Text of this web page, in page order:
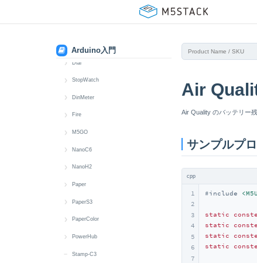
Arduino入門
Speaker
Wakeup
Wakeup
IR
Keyboard
Mic
microSD
Speaker
RGB LED
Switch
USB HID
Button
Display
IMU
microSD
RTC
Touch
Vibration
Wakeup
Button
Buzzer
Display
LED
RTC
Wakeup
CoreS3 クイックスタート
CoreS3-SE クイックスタート
Audio Files
Image Files
Button
Camera
Display
LTR553
MIC
RTC
microSD
Speaker
Touch
StackChan クイックスタート
Audio Files
Image Files
Battery
Button
Camera
Display
IMU
IR NEC
LTR553
MIC
NFC
Dial
クイックスタート
Button
Buzzer
Display
Encoder
RFID
RTC
Touch
Wakeup
StopWatch
クイックスタート
Battery
Button
Display
IMU
MIC
RTC
Speaker
Touch
Vibration
DinMeter
クイックスタート
Display
Buzzer
Button
Battery
RTC
Encoder
Wakeup
Wi-Fi
Fire
クイックスタート
Battery
Button
Display
IMU
microSD
RGB LED
Speaker
M5GO
クイックスタート
Battery
Button
Display
IMU
microSD
Speaker
NanoC6
クイックスタート
Button
LED
IR NEC
Thread
Zigbee
NanoH2
クイックスタート
Button
LED
IR NEC
Thread
Paper
クイックスタート
Battery
Button
RTC
PaperS3
クイックスタート
Battery
Buzzer
PaperColor
クイックスタート
Display
PowerHub
クイックスタート
Stamp-C3
Air
Air Quality のバッテリー
サンプルプ
cpp
1
2
3
4
5
6
7
#include
static
static
static
static